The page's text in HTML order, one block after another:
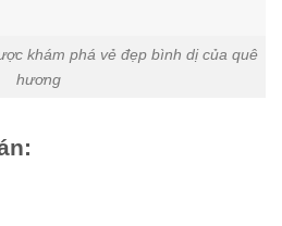
khám phá vẻ đẹp bình dị của quê
hương